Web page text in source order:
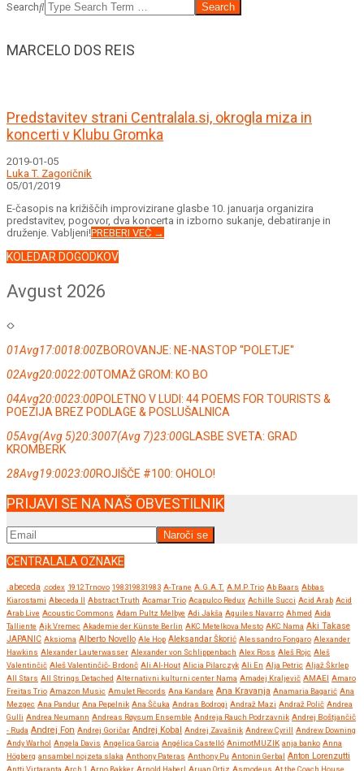
Search
MARCELO DOS REIS
Predstavitev strani Centralala.si, okrogla miza in
koncerti v Klubu Gromka
2019-01-05
Luka T. Zagoričnik
05/01/2019
E-časopis na križiščih improvizirane glasbe 10. januarja organizira
predstavitev, pogovor, dva koncerta in izborno sukanje, debatiranje in
druženje. Vabljeni!PREBERI VEČ →
KOLEDAR DOGODKOV
Avgust 2026
01Avg17:0018:00ZBOROVANJE: NE-NASTOP ''POLETJE''
02Avg20:0022:00TOMAŽ GROM: KO BO
04Avg20:0023:00POLETNO V LUDI: 44 POEMS FOR TOURISTS &
POEZIJA BREZ PODLAGE & POSLUŠALNICA
05Avg(Avg 5)20:3007(Avg 7)23:00GLASBE SVETA: GRAD
KROMBERK
28Avg19:0023:00ROJIŠČE #100: OHOLO!
PRIJAVI SE NA NAŠ OBVESTILNIK
CENTRALALA OZNAKE
.abeceda .codex 1912 Trnovo 198319831983 A-Trane A.G.A.T. A.M.P. Trio Ab Baars Abbas
Kiarostami Abeceda II Abstract Truth Acamar Trio Acapulco Redux Achille Succi Acid Arab Acid
Arab Live Acoustic Commons Adam Pultz Melbye Adi Jakša Aguiles Navarro Ahmed Aida
Talliente Ajk Vremec Akademie der Künste Berlin AKC Metelkova Mesto AKC Nama Aki Takase
JAPANIC Aksioma Alberto Novello Ale Hop Aleksandar Škorić Alessandro Fongaro Alexander
Hawkins Alexander Lauterwasser Alexander von Schlippenbach Alex Ross Aleš Rojc Aleš
Valentinčič Aleš Valentinčič- Brdonč Ali Al-Hout Alicia Pilarczyk Ali En Alja Petric Aljaž Škrlep
All Stars All Strings Detached Alternativni kulturni center Nama Amadej Kraljevič AMAEI Amaro
Freitas Trio Amazon Music Amulet Records Ana Kandare Ana Kravanja Anamaria Bagarić Ana
Mezgec Ana Pandur Ana Pepelnik Ana Ščuka Andras Bodrogi Andraž Mazi Andraž Polič Andrea
Gulli Andrea Neumann Andreas Røysum Ensemble Andreja Rauch Podrzavnik Andrej Boštjančič
- Ruda Andrej Fon Andrej Goričar Andrej Kobal Andrej Zavašnik Andrew Cyrill Andrew Downing
Andy Warhol Angela Davis Angelica Garcia Angélica Castelló AnimotMUZIK anja banko Anna
Högberg ansambel nojzeta slaka Anthony Pateras Anthony Pu Antonin Gerbal Anton Lorenzutti
Antti Virtaranta Arch 1 Arno Bakker Arnold Haberl Aruan Ortiz Asmodeus At the Coach House